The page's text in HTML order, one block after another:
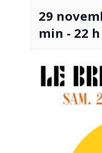
29
min - 22